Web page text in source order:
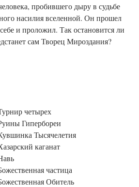
пробившего дыру в судьбе
насилия вселенной. Он прошел
и проложил. Так остановится ли
сам Творец Мироздания?
четырех
Гипербореи
Тысячелетия
каганат
частица
Обитель